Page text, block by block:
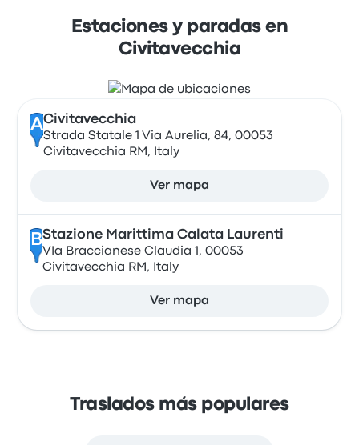
Estaciones y paradas en
Civitavecchia
ACivitavecchia
Strada Statale 1 Via Aurelia, 84, 00053
Civitavecchia RM, Italy
Ver mapa
BStazione Marittima Calata Laurenti
VIa Braccianese Claudia 1, 00053
Civitavecchia RM, Italy
Ver mapa
Traslados más populares